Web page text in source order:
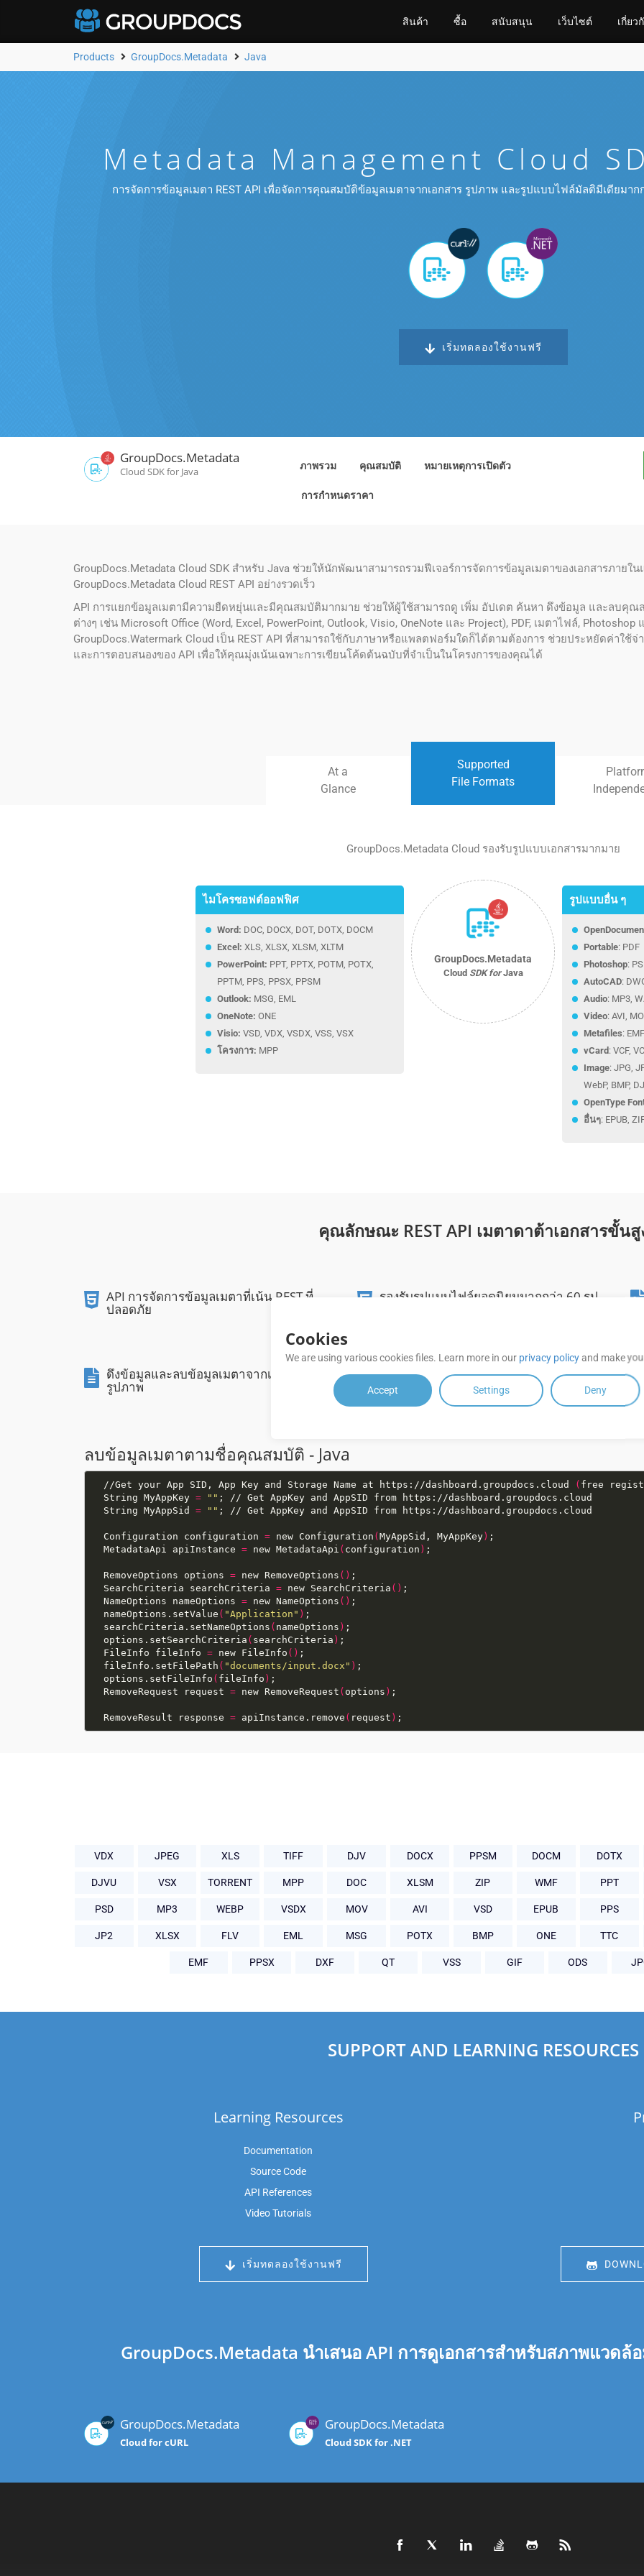
สินค้า ซื้อ สนับสนุน เว็บไซต์ เกี่ยว
Products GroupDocs.Metadata Java
Metadata Management Cloud
การจัดการข้อมูลเมตา REST API เพื่อจัดการคุณสมบัติข้อมูลเมตาจากเอกสาร รูปภาพ และรูปแบบไฟล์มัลติมีเดียมา
เริ่มทดลองใช้งานฟรี
GroupDocs.Metadata
Cloud SDK for Java ภาพรวม คุณสมบัติ หมายเหตุการเปิดตัว
การกำหนดราคา
GroupDocs.Metadata Cloud SDK สำหรับ Java ช่วยให้นักพัฒนาสามารถรวมฟีเจอร์การจัดการข้อมูลเมตาของเอกสารภาย
GroupDocs.Metadata Cloud REST API อย่างรวดเร็ว
API การแยกข้อมูลเมตามีความยืดหยุ่นและมีคุณสมบัติมากมาย ช่วยให้ผู้ใช้สามารถดู เพิ่ม อัปเดต ค้นหา ดึงข้อมูล และลบคุ
ต่างๆ เช่น Microsoft Office (Word, Excel, PowerPoint, Outlook, Visio, OneNote และ Project), PDF, เมตาไฟล์, Photoshop
GroupDocs.Watermark Cloud เป็น REST API ที่สามารถใช้กับภาษาหรือแพลตฟอร์มใดก็ได้ตามต้องการ ช่วยประหยัดค่าใ
และการตอบสนองของ API เพื่อให้คุณมุ่งเน้นเฉพาะการเขียนโค้ดต้นฉบับที่จำเป็นในโครงการของคุณได้
At a
Glance
Supported
File Formats
GroupDocs.Metadata Cloud รองรับรูปแบบเอกสารมากมาย
ไมโครซอฟต์ออฟฟิศ
Word: DOC, DOCX, DOT, DOTX, DOCM
Excel: XLS, XLSX, XLSM, XLTM
PowerPoint: PPT, PPTX, POTM, POTX,
PPTM, PPS, PPSX‎, PPSM‎
Outlook: MSG, EML
OneNote: ONE
Visio: VSD, VDX, VSDX, VSS, VSX
โครงการ: MPP
รูปแบบอื่น ๆ
Portable: PDF
Photoshop:
AutoCAD:
Audio: MP3,
Video: AVI,
Metafiles:
vCard : VCF‎,
Image: JPG,
WebP, BMP,
OpenType
อื่นๆ: EPUB,
GroupDocs.Metadata
Cloud SDK forJava
คุณลักษณะ REST API เมตาดาต้าเอกสารขั้นสู
API การจัดการข้อมูลเมตาที่เน้น REST ที่
ปลอดภัย
รองรับรูปแบบไฟล์ยอดนิยมมากกว่า 60 รูป
ดึงข้อมูลและลบข้อมูลเมตาจากเอกสารและ
รูปภาพ
ดำเนินการค้นหาและแก้ไขข้อมูลเมตาบน
ประเภทไฟล์ที่รองรับ
ลบข้อมูลเมตาตามชื่อคุณสมบัติ - Java
  //Get your App SID, App Key and Storage Name at https://dashboard.groupdocs.cloud
( free
  String MyAppKey
= ""
  String MyAppSid
= ""
  Configuration configuration
= new Configuration ( MyAppSid, MyAppKey)
  MetadataApi apiInstance
= new MetadataApi ( configuration )
  RemoveOptions options
= new RemoveOptions ()
  SearchCriteria searchCriteria
= new SearchCriteria ()
  NameOptions nameOptions
= new NameOptions ()
  nameOptions.setValue
( "Application" )
  searchCriteria.setNameOptions
( nameOptions )
  options.setSearchCriteria
( searchCriteria )
  FileInfo fileInfo
= new FileInfo ()
  fileInfo.setFilePath
( "documents/input.docx" )
  options.setFileInfo
( fileInfo )
  RemoveRequest request
= new RemoveRequest ( options )
  RemoveResult response
= apiInstance.remove ( request )
VDX JPEG XLS TIFF DJV DOCX PPSM DOCM DOTX
DJVU VSX TORRENT MPP DOC XLSM ZIP WMF PPT
PSD MP3 WEBP VSDX MOV AVI VSD EPUB PPS
JP2 XLSX FLV EML MSG POTX BMP ONE TTC
EMF PPSX DXF QT VSS GIF ODS
SUPPORT AND LEARNING RESOURCES
Learning Resources
Documentation
Source Code
API References
Video Tutorials
เริ่มทดลองใช้งานฟรี
GroupDocs.Metadata นำเสนอ API การดูเอกสารสำหรับสภาพแวด
GroupDocs.Metadata
Cloud for cURL
GroupDocs.Metadata
Cloud SDK for .NET
Cookies
We are using various cookies files. Learn more in our privacy policyand make
Accept Settings Deny